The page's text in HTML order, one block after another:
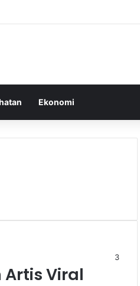
Ekonomi
3
Viral